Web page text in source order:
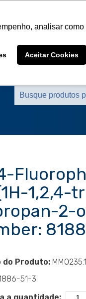
analisar
Aceitar Cookies
Produtos Marcas
1,2,4-
2-
do Produto:
51-3